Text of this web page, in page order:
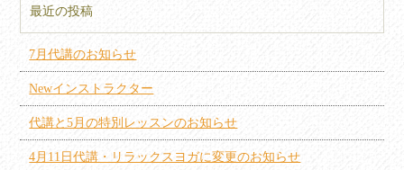
最近の投稿
7月代講のお知らせ
Newインストラクター
代講と5月の特別レッスンのお知らせ
4月11日代講・リラックスヨガに変更のお知らせ